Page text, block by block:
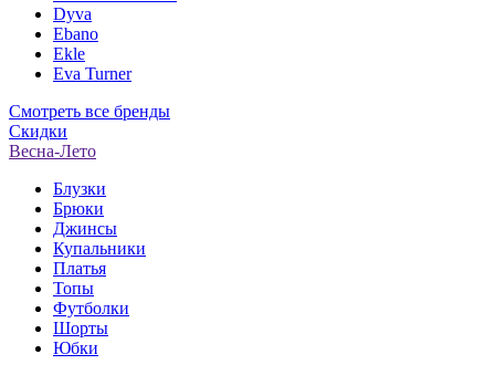
Dyva
Ebano
Ekle
Eva Turner
Смотреть все бренды
Скидки
Весна-Лето
Блузки
Брюки
Джинсы
Купальники
Платья
Топы
Футболки
Шорты
Юбки